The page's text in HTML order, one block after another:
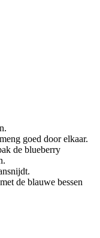
goed door elkaar.
de blueberry
de blauwe bessen